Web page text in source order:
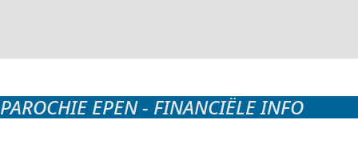
PAROCHIE EPEN - FINANCIËLE INFO